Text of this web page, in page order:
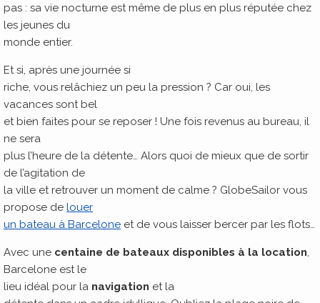
pas : sa vie nocturne est même de plus en plus réputée chez
les jeunes du
monde entier.
Et si, après une journée si
riche, vous relâchiez un peu la pression ? Car oui, les
vacances sont bel
et bien faites pour se reposer ! Une fois revenus au bureau, il
ne sera
plus l’heure de la détente… Alors quoi de mieux que de sortir
de l’agitation de
la ville et retrouver un moment de calme ? GlobeSailor vous
propose de louer
un bateau à Barcelone et de vous laisser bercer par les flots…
Avec une centaine de bateaux disponibles à la location,
Barcelone est le
lieu idéal pour la navigation et la